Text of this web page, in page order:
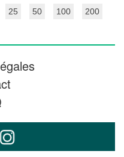
25 50 100 200